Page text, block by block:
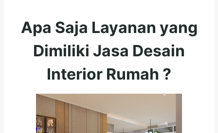
Apa Saja Layanan yang
Dimiliki Jasa Desain
Interior Rumah ?